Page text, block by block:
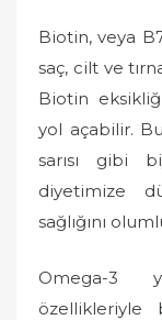
Biotin, veya
saç, cilt ve
Biotin
yol açabilir.
sarısı gibi
diyetimize
sağlığını
Omega-3
özellikleriyle